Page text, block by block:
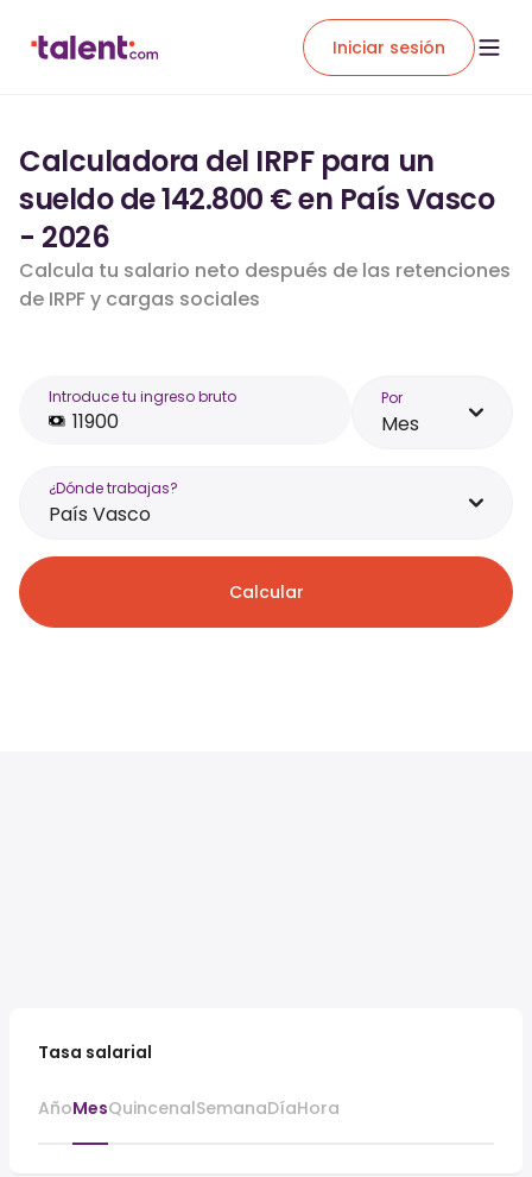
Iniciar sesión
Calculadora del IRPF para un
sueldo de 142.800 € en País Vasco
- 2026
Calcula tu salario neto después de las retenciones
de IRPF y cargas sociales
Introduce tu ingreso bruto Por
Mes
¿Dónde trabajas?
País Vasco
Calcular
Tasa salarial
AñoMesQuincenalSemanaDíaHora